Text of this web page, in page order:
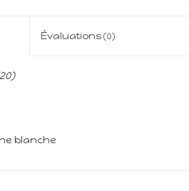
Évaluations (0)
blanche